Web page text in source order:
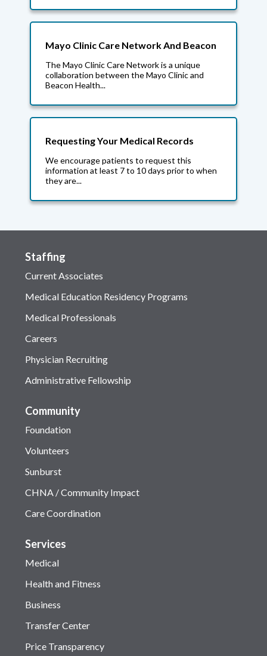
Mayo Clinic Care Network And Beacon
The Mayo Clinic Care Network is a unique
collaboration between the Mayo Clinic and
Beacon Health...
Requesting Your Medical Records
We encourage patients to request this
information at least 7 to 10 days prior to when
they are...
Staffing
Current Associates
Medical Education Residency Programs
Medical Professionals
Careers
Physician Recruiting
Administrative Fellowship
Community
Foundation
Volunteers
Sunburst
CHNA / Community Impact
Care Coordination
Services
Medical
Health and Fitness
Business
Transfer Center
Price Transparency